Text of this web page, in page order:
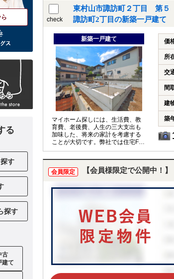
check
東村山市諏訪町２丁目 第
諏訪町2丁目の新築一戸建て
新築一戸建て
マイホーム探しには、生活費、教
育費、老後費、人生の三大支出も
加味した、将来の家計を考慮する
ことが大切です。弊社では住宅FP
価
所
交
間
建
築
会員限定 【会員様限定で公開中！】
る
す
探す
古
建て